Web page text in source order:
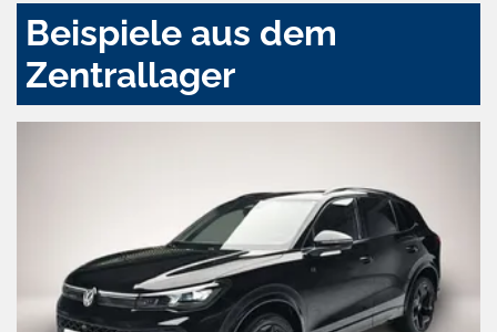
Beispiele aus dem
Zentrallager